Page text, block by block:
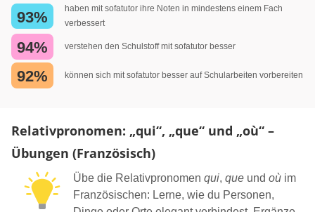
93%
haben mit sofatutor ihre Noten in mindestens einem Fach
verbessert
94% verstehen den Schulstoff mit sofatutor besser
92% können sich mit sofatutor besser auf Schularbeiten vorbereiten
Relativpronomen: „qui“, „que“ und „où“ –
Übungen (Französisch)
Übe die Relativpronomen qui, que und où im
Französischen: Lerne, wie du Personen,